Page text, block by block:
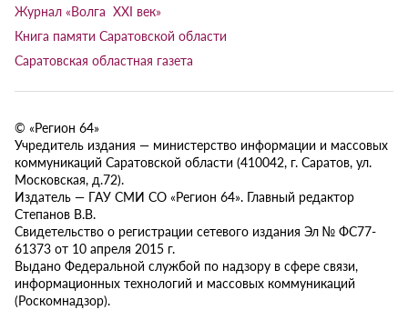
Журнал «Волга XXI век»
Книга памяти Саратовской области
Саратовская областная газета
© «Регион 64»
Учредитель издания — министерство информации и массовых
коммуникаций Саратовской области (410042, г. Саратов, ул.
Московская, д.72).
Издатель — ГАУ СМИ СО «Регион 64». Главный редактор
Степанов В.В.
Свидетельство о регистрации сетевого издания Эл № ФС77-
61373 от 10 апреля 2015 г.
Выдано Федеральной службой по надзору в сфере связи,
информационных технологий и массовых коммуникаций
(Роскомнадзор).